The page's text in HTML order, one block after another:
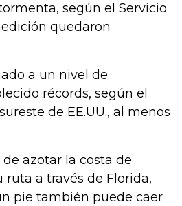
según el Servicio
quedaron
a un nivel de
récords, según el
de EE.UU., al menos
azotar la costa de
ruta a través de Florida,
pie también puede caer